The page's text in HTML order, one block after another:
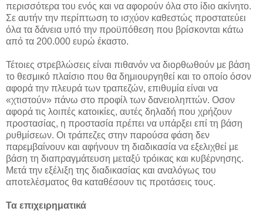
περισσότερα του ενός και να αφορούν όλα στο ίδιο ακίνητο.
Σε αυτήν την περίπτωση το ισχύον καθεστώς προστατεύει
όλα τα δάνεια υπό την προϋπόθεση που βρίσκονται κάτω
από τα 200.000 ευρώ έκαστο.
Τέτοιες στρεβλώσεις είναι πιθανόν να διορθωθούν με βάση
το θεσμικό πλαίσιο που θα δημιουργηθεί και το οποίο όσον
αφορά την πλευρά των τραπεζών, επιθυμία είναι να
«χτιστούν» πάνω στο προφίλ των δανειοληπτών. Οσον
αφορά τις λοιπές κατοικίες, αυτές δηλαδή που χρήζουν
προστασίας, η προστασία πρέπει να υπάρξει επί τη βάση
ρυθμίσεων. Οι τράπεζες στην παρούσα φάση δεν
παρεμβαίνουν και αφήνουν τη διαδικασία να εξελιχθεί με
βάση τη διαπραγμάτευση μεταξύ τρόικας και κυβέρνησης.
Μετά την εξέλιξη της διαδικασίας και αναλόγως του
αποτελέσματος θα καταθέσουν τις προτάσεις τους.
Τα επιχειρηματικά